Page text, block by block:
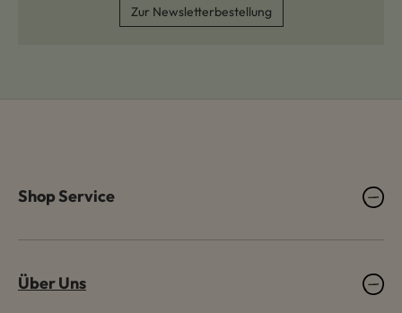
Zur Newsletterbestellung
Shop Service
Über Uns